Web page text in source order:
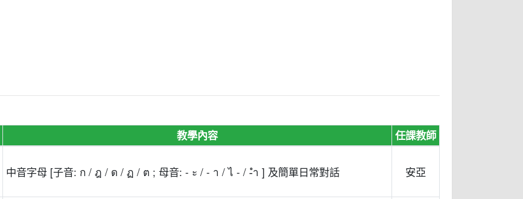
教學內容 任課教師
中音字母 [子音: ก / ฎ / ด / ฏ / ต ; 母音: - ะ / - า / ไ - / -ำ ] 及簡單日常對話 安亞